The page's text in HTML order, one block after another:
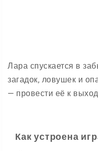
Лара спускается в
загадок, ловушек и
— провести её к
Как устроена